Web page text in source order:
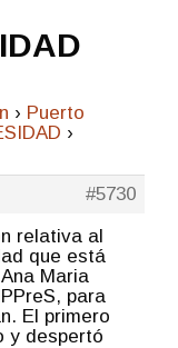
› Puerto
›
#5730
relativa al
que está
Maria
para
El primero
y despertó